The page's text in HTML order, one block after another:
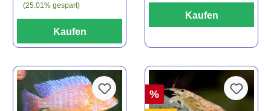
(25.01% gespart)
Kaufen
Kaufen
%